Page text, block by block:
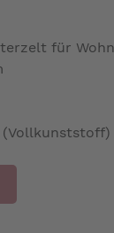
für
(Vollkunststoff)